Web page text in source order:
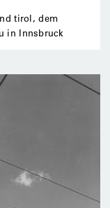
tirol, dem
in Innsbruck